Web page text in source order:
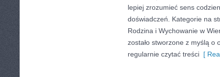
lepiej zrozumieć sens
doświadczeń. Kategorie na
Rodzina i Wychowanie w
zostało stworzone z myślą o
regularnie czytać treści [